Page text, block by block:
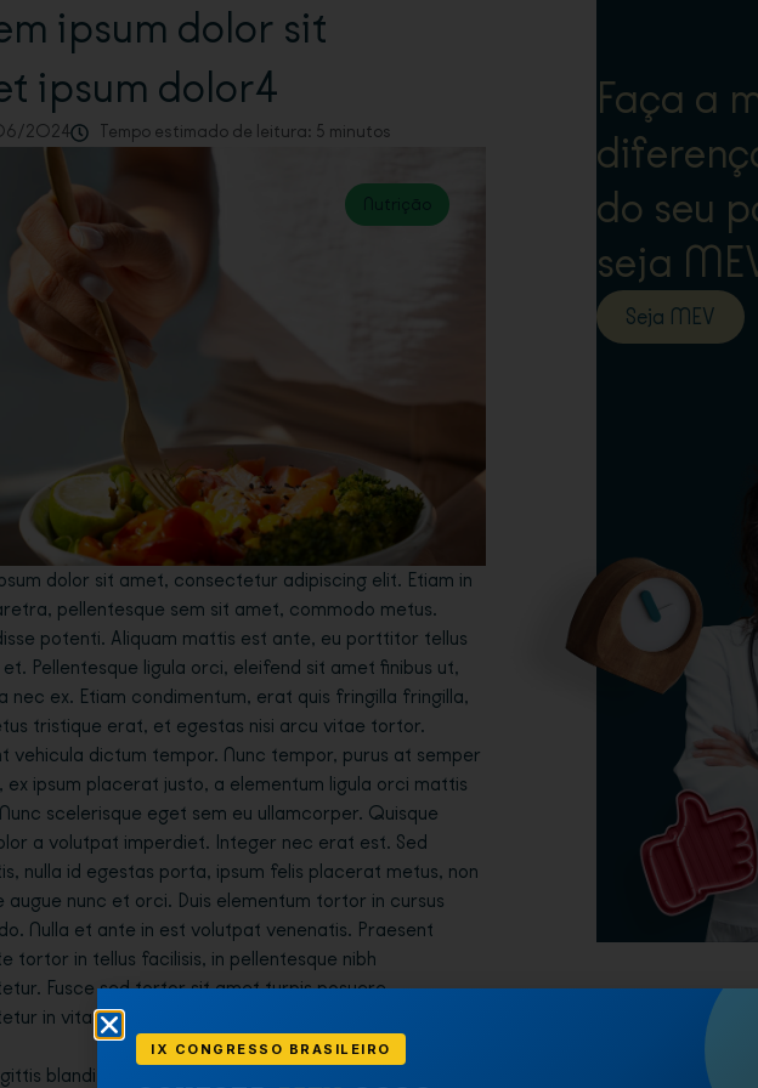
ipsum dolor sit
ipsum dolor4
2024 Tempo estimado de leitura: 5 minutos
Nutrição
dolor sit amet, consectetur adipiscing elit. Etiam in
pellentesque sem sit amet, commodo metus.
potenti. Aliquam mattis est ante, eu porttitor tellus
et. Pellentesque ligula orci, eleifend sit amet finibus ut,
nec ex. Etiam condimentum, erat quis fringilla fringilla,
tristique erat, et egestas nisi arcu vitae tortor.
vehicula dictum tempor. Nunc tempor, purus at semper
ex ipsum placerat justo, a elementum ligula orci mattis
scelerisque eget sem eu ullamcorper. Quisque
a volutpat imperdiet. Integer nec erat est. Sed
nulla id egestas porta, ipsum felis placerat metus, non
augue nunc et orci. Duis elementum tortor in cursus
Nulla et ante in est volutpat venenatis. Praesent
tortor in tellus facilisis, in pellentesque nibh
Fusce sed tortor sit amet turpis posuere
in vitae arcu.
blandit mi, in suscipit neque tristique sit amet.
Faça a
do seu
seja
Seja MEV
IX CONGRESSO BRASILEIRO